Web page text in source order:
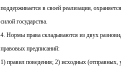
поддерживается в своей реализации,
силой государства.
4. Нормы права складываются из двух
правовых предписаний:
1) правил поведения; 2) исходных (отправных,